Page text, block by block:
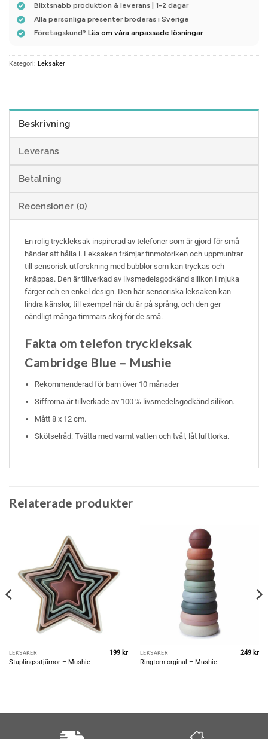
Blixtsnabb produktion & leverans | 1-2 dagar
Alla personliga presenter broderas i Sverige
Företagskund?Läs om våra anpassade lösningar
Kategori: Leksaker
Beskrivning
Leverans
Betalning
Recensioner (0)
En rolig tryckleksak inspirerad av telefoner som är gjord för små
händer att hålla i. Leksaken främjar finmotoriken och uppmuntrar
till sensorisk utforskning med bubblor som kan tryckas och
knäppas. Den är tillverkad av livsmedelsgodkänd silikon i mjuka
färger och en enkel design. Den här sensoriska leksaken kan
lindra känslor, till exempel när du är på språng, och den ger
oändligt många timmars skoj för de små.
Fakta om telefon tryckleksak
Cambridge Blue – Mushie
Rekommenderad för barn över 10 månader
Siffrorna är tillverkade av 100 % livsmedelsgodkänd silikon.
Mått 8 x 12 cm.
Skötselråd: Tvätta med varmt vatten och tvål, låt lufttorka.
Relaterade produkter
LEKSAKER
Staplingsstjärnor – Mushie
199kr LEKSAKER
Ringtorn orginal – Mushie
249kr